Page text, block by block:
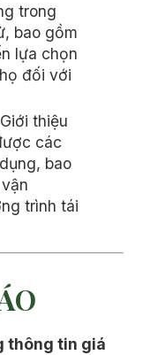
trong
bao gồm
lựa chọn
đối với
thiệu
các
bao
trình tái
thông tin giá